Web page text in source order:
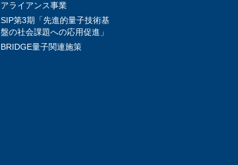
アライアンス事業
SIP第3期「先進的量子技術基
盤の社会課題への応用促進」
BRIDGE量子関連施策